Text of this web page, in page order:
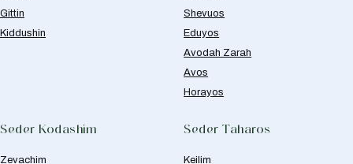
Gittin
Kiddushin
Shevuos
Eduyos
Avodah Zarah
Avos
Horayos
Seder Kodashim
Zevachim
Seder Taharos
Keilim